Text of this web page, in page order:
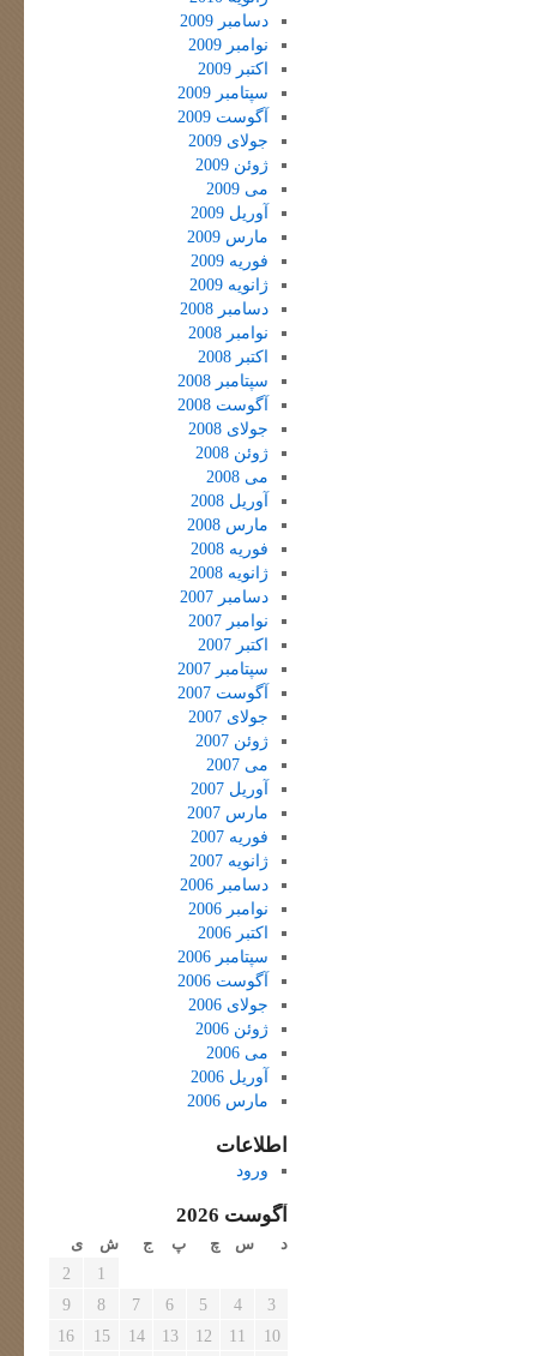
دسامبر 2009
نوامبر 2009
اکتبر 2009
سپتامبر 2009
آگوست 2009
جولای 2009
ژوئن 2009
می 2009
آوریل 2009
مارس 2009
فوریه 2009
ژانویه 2009
دسامبر 2008
نوامبر 2008
اکتبر 2008
سپتامبر 2008
آگوست 2008
جولای 2008
ژوئن 2008
می 2008
آوریل 2008
مارس 2008
فوریه 2008
ژانویه 2008
دسامبر 2007
نوامبر 2007
اکتبر 2007
سپتامبر 2007
آگوست 2007
جولای 2007
ژوئن 2007
می 2007
آوریل 2007
مارس 2007
فوریه 2007
ژانویه 2007
دسامبر 2006
نوامبر 2006
اکتبر 2006
سپتامبر 2006
آگوست 2006
جولای 2006
ژوئن 2006
می 2006
آوریل 2006
مارس 2006
اطلاعات
ورود
آگوست 2026
د س چ پ ج ش ی
1
2
3
4
5
6
7
8
9
10
11
12
13
14
15
16